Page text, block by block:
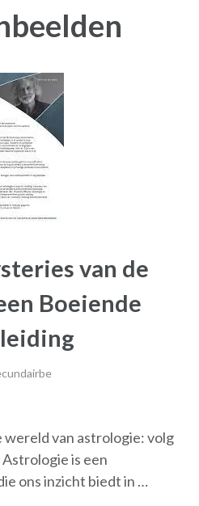
van de
Boeiende
van astrologie: volg
is een
ons inzicht biedt in …